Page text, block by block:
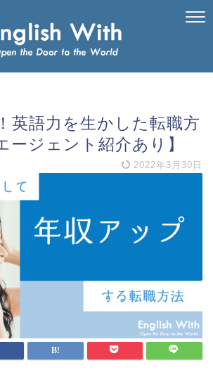
英語力を生かした転職方
ージェント紹介あり】
2022年3月30日